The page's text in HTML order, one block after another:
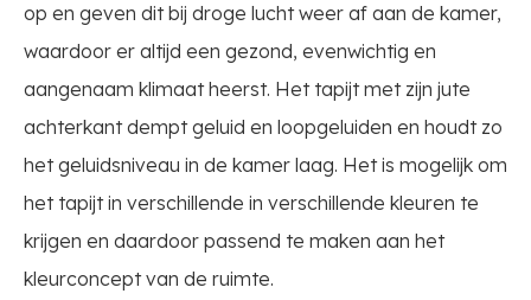
op en geven dit bij droge lucht weer af aan de kamer,
waardoor er altijd een gezond, evenwichtig en
aangenaam klimaat heerst. Het tapijt met zijn jute
achterkant dempt geluid en loopgeluiden en houdt zo
het geluidsniveau in de kamer laag. Het is mogelijk om
het tapijt in verschillende in verschillende kleuren te
krijgen en daardoor passend te maken aan het
kleurconcept van de ruimte.